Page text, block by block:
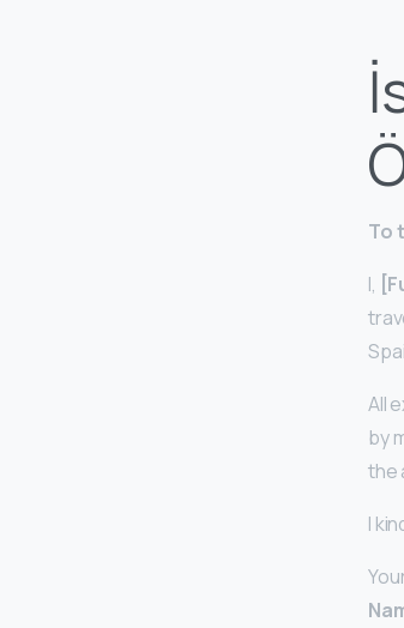
To
I,
All
by
the
I